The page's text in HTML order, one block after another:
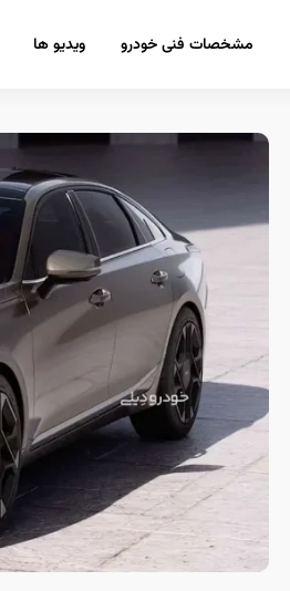
مشخصات فنی خودرو ویدیو ها